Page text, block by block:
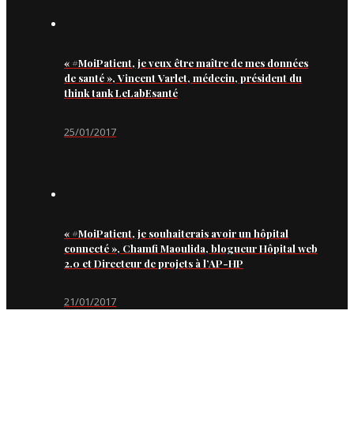
« #MoiPatient, je veux être maître de mes données
de santé », Vincent Varlet, médecin, président du
think tank LeLabEsanté
25/01/2017
« #MoiPatient, je souhaiterais avoir un hôpital
connecté », Chamfi Maoulida, blogueur Hôpital web
2.0 et Directeur de projets à l’AP-HP
21/01/2017